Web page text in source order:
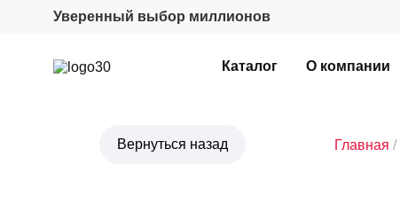
Уверенный выбор миллионов
Каталог О компании
Главная /